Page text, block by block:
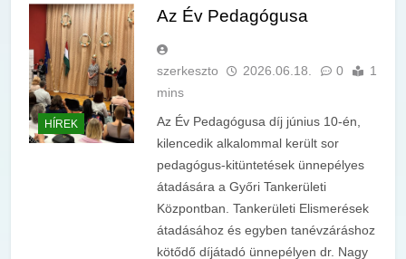
HÍREK
Az Év Pedagógusa
szerkeszto 2026.06.18. 0
1
mins
Az Év Pedagógusa díj június 10-én,
kilencedik alkalommal került sor
pedagógus-kitüntetések ünnepélyes
átadására a Győri Tankerületi
Központban. Tankerületi Elismerések
átadásához és egyben tanévzáráshoz
kötődő díjátadó ünnepélyen dr. Nagy